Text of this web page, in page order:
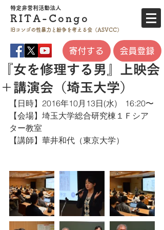
特定非営利活動法人
RITA- Co ngo
旧コンゴの性暴力と 紛争を考える会（ASVCC）
寄付する 会員登録
『女を修理する男』上映会
＋講演会（埼玉大学）
【日時】2016年10月13日(水)　16:20〜
​【会場】埼玉大学総合研究棟１Ｆシア
ター教室
【講師】華井和代（東京大学）